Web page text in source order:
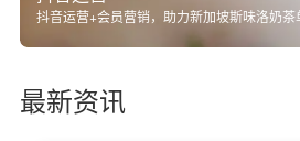
抖音运营+会员营销，助力新加坡斯味洛奶
最新资讯